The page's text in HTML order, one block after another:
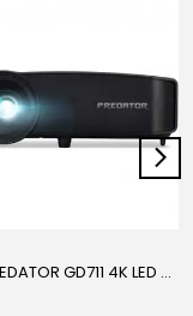
Acer PREDATOR GD711 4K LED Projeksiyon